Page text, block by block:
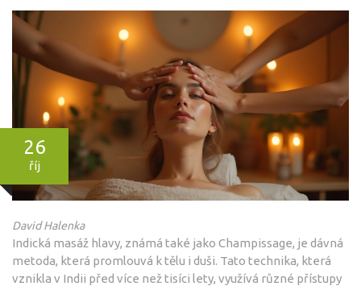
26
říj
David Halenka
Indická masáž hlavy, známá také jako Champissage, je dávná
metoda, která promlouvá k tělu i duši. Tato technika, která
vznikla v Indii před více než tisíci lety, využívá různé přístupy